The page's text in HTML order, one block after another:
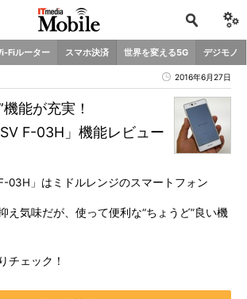
Fiルーター スマホ決済 世界を変える5G デジモノ
2016年6月27日
能が充実！
F-03H」機能レビュー
03H」はミドルレンジのスマートフォン
え気味だが、使って便利な“ちょうど”良い機
チェック！